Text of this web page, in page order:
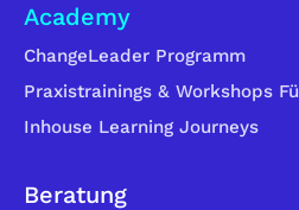
Academy
ChangeLeader Programm
Praxistrainings & Workshops
Inhouse Learning Journeys
Beratung